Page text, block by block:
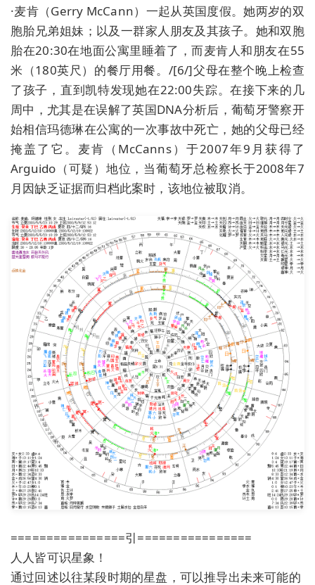
·麦肯（Gerry McCann）一起从英国度假。她两岁的双
胞胎兄弟姐妹；以及一群家人朋友及其孩子。她和双胞
胎在20:30在地面公寓里睡着了，而麦肯人和朋友在55
米（180英尺）的餐厅用餐。/[6/]父母在整个晚上检查
了孩子，直到凯特发现她在22:00失踪。在接下来的几
周中，尤其是在误解了英国DNA分析后，葡萄牙警察开
始相信玛德琳在公寓的一次事故中死亡，她的父母已经
掩盖了它。麦肯（McCanns）于2007年9月获得了
Arguido（可疑）地位，当葡萄牙总检察长于2008年7
月因缺乏证据而归档此案时，该地位被取消。
================引================
人人皆可识星象！
通过回述以往某段时期的星盘，可以推导出未来可能的